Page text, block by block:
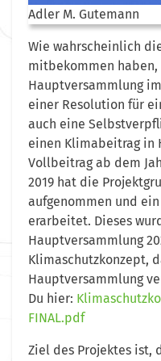
Adler M. Gutemann
Wie wahrscheinlich
mitbekommen haben,
Hauptversammlung
einer Resolution für
auch eine
einen Klimabeitrag in
Vollbeitrag ab dem
2019 hat die
aufgenommen und
erarbeitet. Dieses
Hauptversammlung
Klimaschutzkonzept,
Hauptversammlung
Du hier:
FINAL.pdf
Ziel des Projektes ist,